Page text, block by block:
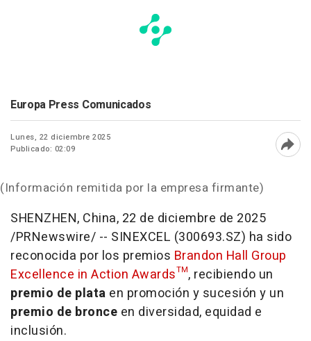
Europa Press Comunicados
Lunes, 22 diciembre 2025
Publicado: 02:09
(Información remitida por la empresa firmante)
SHENZHEN, China, 22 de diciembre de 2025
/PRNewswire/ -- SINEXCEL (300693.SZ) ha sido
reconocida por los premios Brandon Hall Group
Excellence in Action Awards™, recibiendo un
premio de plata en promoción y sucesión y un
premio de bronce en diversidad, equidad e
inclusión.